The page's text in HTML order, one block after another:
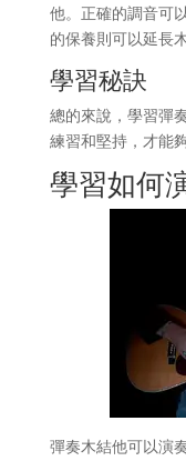
他。正確的調音可
的保養則可以延長
學習秘訣
總的來說，學習彈
練習和堅持，才能
學習如何
彈奏木結他可以演